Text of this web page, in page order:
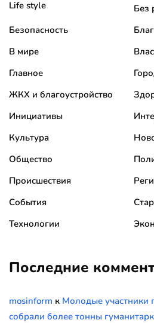
Life style
Без
Безопасность
В мире
Главное
ЖКХ и благоустройство
Инициативы
Культура
Общество
Происшествия
События
Технологии
Последние
mosinform к Молодые участники
собрали более тонны